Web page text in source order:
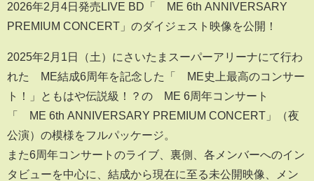
2026年2月4日発売LIVE BD「≠ME 6th ANNIVERSARY
PREMIUM CONCERT」のダイジェスト映像を公開！
2025年2月1日（土）にさいたまスーパーアリーナにて行わ
れた≠ME結成6周年を記念した「≠ME史上最高のコンサー
ト！」ともはや伝説級！？の≠ME 6周年コンサート
「≠ME 6th ANNIVERSARY PREMIUM CONCERT」（夜
公演）の模様をフルパッケージ。
また6周年コンサートのライブ、裏側、各メンバーへのイン
タビューを中心に、結成から現在に至る未公開映像、メン